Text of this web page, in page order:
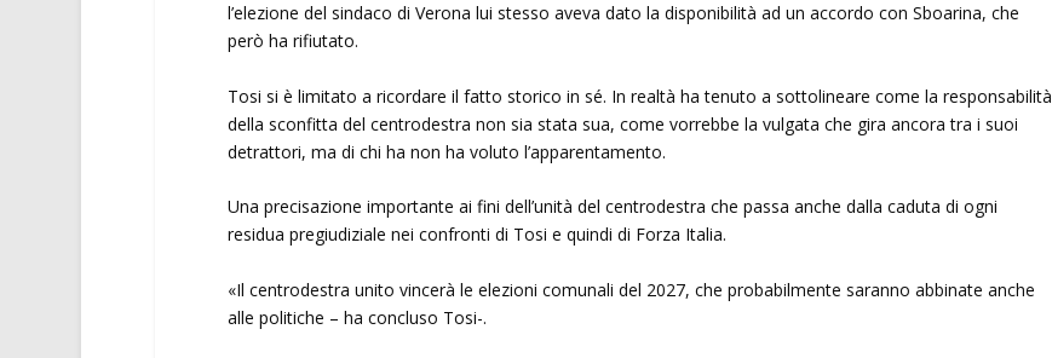
l’elezione del sindaco di Verona lui stesso aveva dato la disponibilità ad un accordo con Sboarina, che
però ha rifiutato.
Tosi si è limitato a ricordare il fatto storico in sé. In realtà ha tenuto a sottolineare come la responsabilità
della sconfitta del centrodestra non sia stata sua, come vorrebbe la vulgata che gira ancora tra i suoi
detrattori, ma di chi ha non ha voluto l’apparentamento.
Una precisazione importante ai fini dell’unità del centrodestra che passa anche dalla caduta di ogni
residua pregiudiziale nei confronti di Tosi e quindi di Forza Italia.
«Il centrodestra unito vincerà le elezioni comunali del 2027, che probabilmente saranno abbinate anche
alle politiche – ha concluso Tosi-.